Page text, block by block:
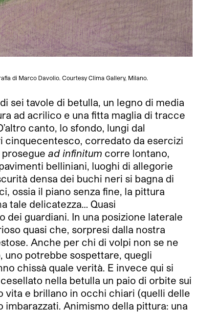
di Marco Davolio. Courtesy Clima Gallery, Milano.
sei tavole di betulla, un legno di media
ad acrilico e una fitta maglia di tracce
canto, lo sfondo, lungi dal
cinquecentesco, corredato da esercizi
ad infinitum corre lontano,
belliniani, luoghi di allegorie
densa dei buchi neri si bagna di
ossia il piano senza fine, la pittura
tale delicatezza… Quasi
guardiani. In una posizione laterale
quasi che, sorpresi dalla nostra
Anche per chi di volpi non se ne
potrebbe sospettare, quegli
chissà quale verità. E invece qui si
nella betulla un paio di orbite sui
vita e brillano in occhi chiari (quelli delle
Animismo della pittura: una